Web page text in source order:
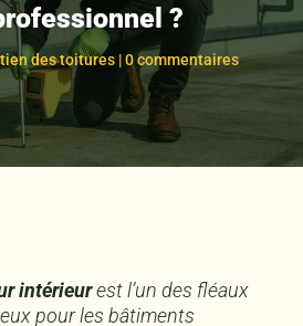
?
des toitures|0 commentaires
intérieurest l’un des fléaux
pour les bâtiments